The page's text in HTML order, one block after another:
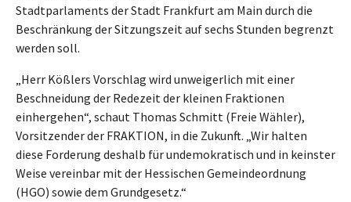
Stadtparlaments der Stadt Frankfurt am Main durch die
Beschränkung der Sitzungszeit auf sechs Stunden begrenzt
werden soll.
„Herr Kößlers Vorschlag wird unweigerlich mit einer
Beschneidung der Redezeit der kleinen Fraktionen
einhergehen“, schaut Thomas Schmitt (Freie Wähler),
Vorsitzender der FRAKTION, in die Zukunft. „Wir halten
diese Forderung deshalb für undemokratisch und in keinster
Weise vereinbar mit der Hessischen Gemeindeordnung
(HGO) sowie dem Grundgesetz.“